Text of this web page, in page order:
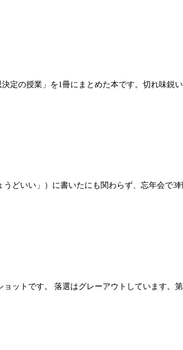
定の授業」を1冊にまとめた本です。切れ味鋭
どいい」）に書いたにも関わらず、忘年会
ットです。 落選はグレーアウトしています